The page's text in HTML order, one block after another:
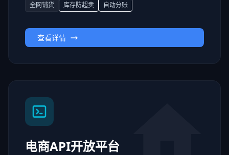
全网铺货 库存防超卖 自动分账
查看详情
电商API开放平台